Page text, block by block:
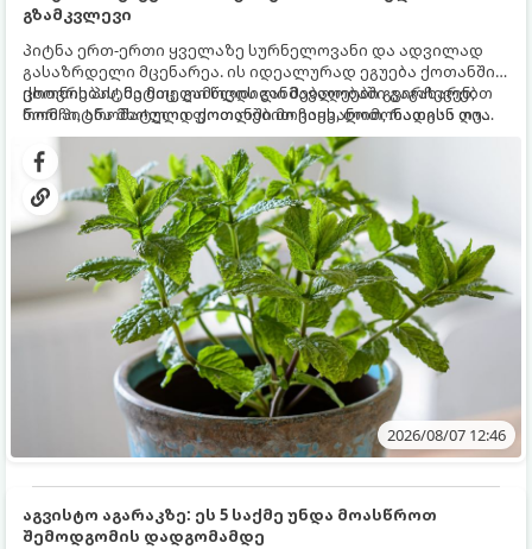
გზამკვლევი
პიტნა ერთ-ერთი ყველაზე სურნელოვანი და ადვილად
გასაზრდელი მცენარეა. ის იდეალურად ეგუება ქოთანში
ცხოვრებას, მეტიც, გამოცდილი მებაღეები გვირჩევენ,
რომ პიტნა მხოლოდ ქოთანში მოვიყვანოთ, რადგან ღია
გრუნტში (ბაღში) დარგვისას ის ფესვებით ძალიან
სწრაფად ვრცელდება და სხვა მცენარეებს ავიწროებს.
ქოთნის პიტნა მთელი წლის განმავლობაში გაგახარებთ
ნორჩი, არომატული ფოთლებით ჩაის, ლიმონათისა თუ
კერძებისთვის.
2026/08/07 12:46
აგვისტო აგარაკზე: ეს 5 საქმე უნდა მოასწროთ
შემოდგომის დადგომამდე